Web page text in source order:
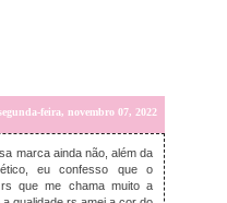
feira, novembro 07, 2022
marca ainda não, além da
eu confesso que o
que me chama muito a